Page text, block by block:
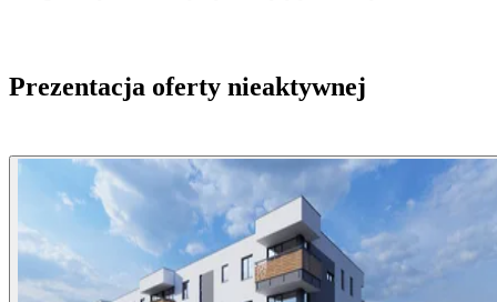
Prezentacja oferty nieaktywnej